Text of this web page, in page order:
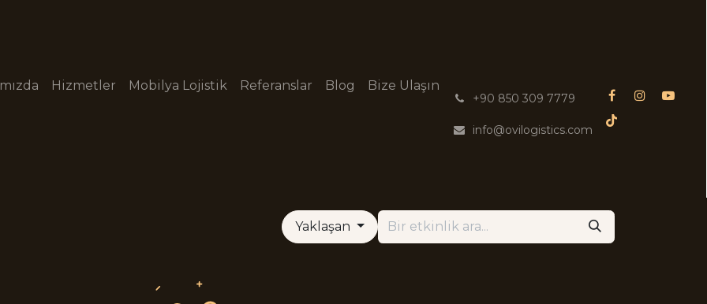
Hizmetler Mobilya Lojistik Referanslar Blog Bize Ulaşın
+90 850 309 7779
info@ovilogistics.com
Yaklaşan